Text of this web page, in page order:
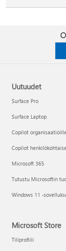
Uutuudet
Surface Pro
Surface Laptop
Copilot
Copilot
Microsoft 365
Tutustu Microsoftin
Windows 11 -
Microsoft Store
Tiliprofiili